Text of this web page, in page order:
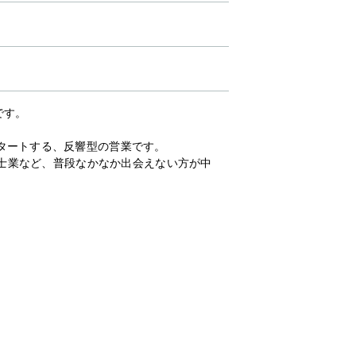
。
トする、反響型の営業です。
など、普段なかなか出会えない方が中